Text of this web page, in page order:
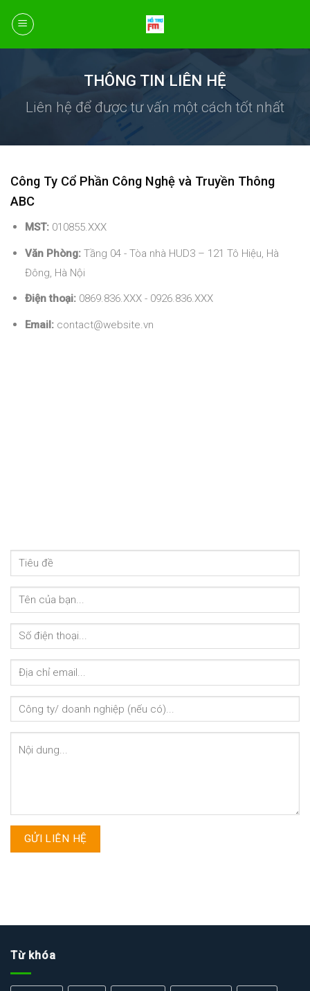
content
THÔNG TIN LIÊN HỆ
Liên hệ để được tư vấn một cách tốt nhất
Công Ty Cổ Phần Công Nghệ và Truyền Thông
ABC
MST:010855.XXX
Văn Phòng:Tầng 04 - Tòa nhà HUD3 – 121 Tô Hiệu, Hà
Đông, Hà Nội
Điện thoại:0869.836.XXX - 0926.836.XXX
Email: contact@website.vn
Từ khóa